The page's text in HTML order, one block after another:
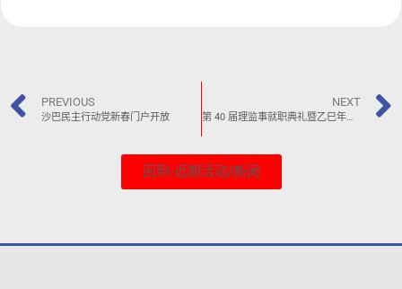
PREVIOUS
沙巴民主行动党新春门户开放
NEXT
第 40 届理监事就职典礼暨乙巳年新春大团拜
回到-近期活动/新闻